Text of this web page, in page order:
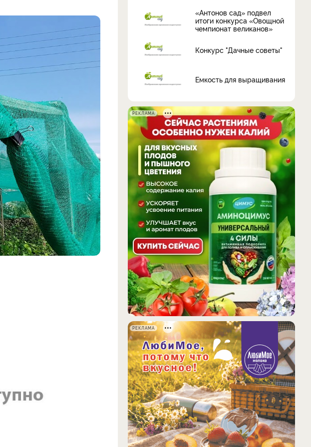
«Антонов сад» подвел
итоги конкурса «Овощной
чемпионат великанов»
Конкурс "Дачные советы"
Емкость для выращивания
РЕКЛАМА
РЕКЛАМА